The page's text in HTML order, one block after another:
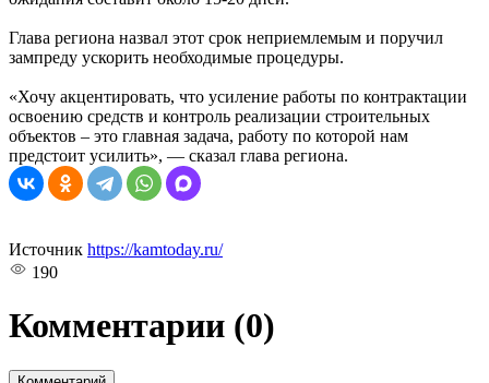
Глава региона назвал этот срок неприемлемым и поручил
зампреду ускорить необходимые процедуры.
«Хочу акцентировать, что усиление работы по контрактации
освоению средств и контроль реализации строительных
объектов – это главная задача, работу по которой нам
предстоит усилить», — сказал глава региона.
Источник https://kamtoday.ru/
190
Комментарии (0)